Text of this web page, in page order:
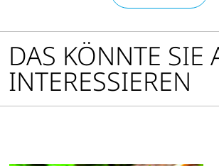
DAS KÖNNTE SIE
INTERESSIEREN